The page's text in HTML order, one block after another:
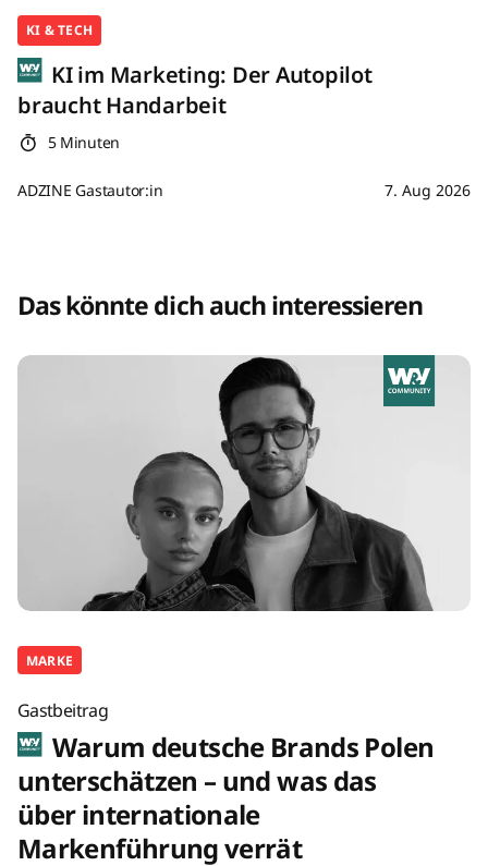
KI & TECH
KI im Marketing: Der Autopilot
braucht Handarbeit
5 Minuten
ADZINE Gastautor:in 7. Aug 2026
Das könnte dich auch interessieren
MARKE
Gastbeitrag
Warum deutsche Brands Polen
unterschätzen – und was das
über internationale
Markenführung verrät